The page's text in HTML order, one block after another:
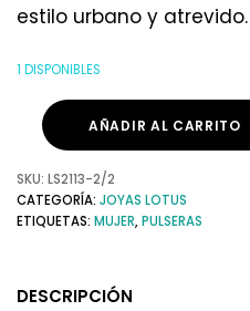
estilo urbano y atrevido.
1 DISPONIBLES
AÑADIR AL CARRITO
SKU: LS2113-2/2
CATEGORÍA: JOYAS LOTUS
ETIQUETAS: MUJER,PULSERAS
DESCRIPCIÓN